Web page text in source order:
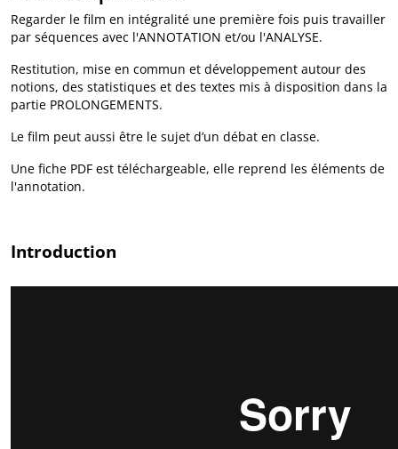
Regarder le film en intégralité une première fois puis travailler
par séquences avec l'ANNOTATION et/ou l'ANALYSE.
Restitution, mise en commun et développement autour des
notions, des statistiques et des textes mis à disposition dans la
partie PROLONGEMENTS.
Le film peut aussi être le sujet d’un débat en classe.
Une fiche PDF est téléchargeable, elle reprend les éléments de
l'annotation.
Introduction